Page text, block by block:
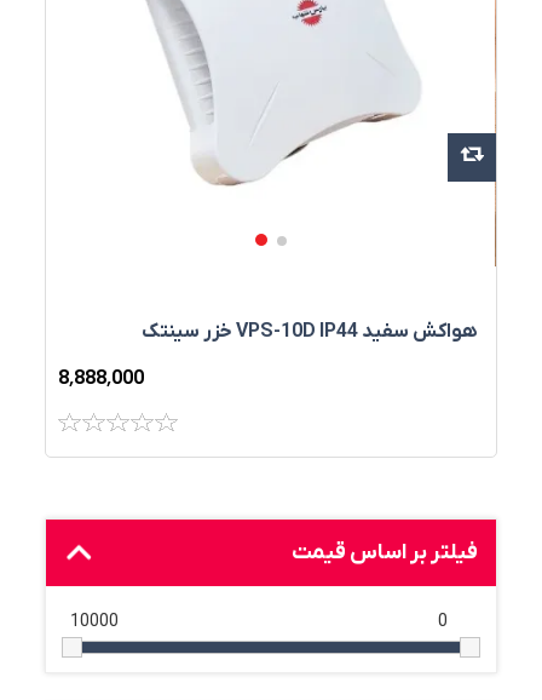
هواکش سفيد VPS-10D IP44 خزر سینتک
8٬888٬000
فیلتر بر اساس قیمت
0
10000